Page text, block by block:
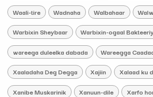
Waali-tire Wadnaha Walbahaar
Warbixin Sheybaar Warbixin-ogaal
wareega duleelka dabada Wareegga
Xaaladaha Deg Degga Xajiin Xalaad ku
Xanibe Muskarinik Xanuun-dile Xarfo